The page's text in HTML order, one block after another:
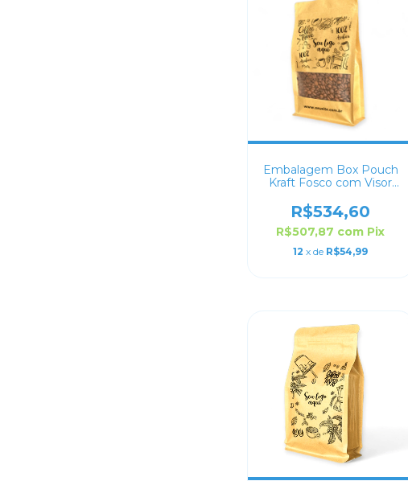
Embalagem Box Pouch
Kraft Fosco com Visor
R$534,60
R$507,87 com Pix
12 x de R$54,99